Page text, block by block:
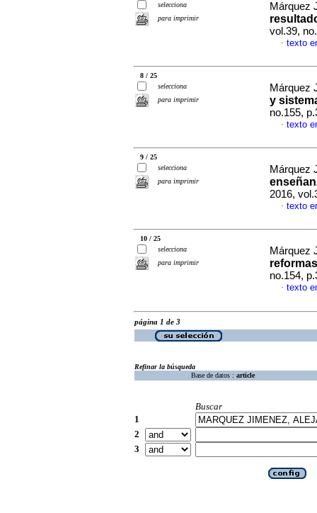
selecciona
para imprimir
Márquez
vol.39,
· texto
8 / 25
selecciona
para imprimir
Márquez
y
no.155,
· texto
9 / 25
selecciona
para imprimir
Márquez
2016,
· texto
10 / 25
selecciona
para imprimir
Márquez
no.154,
· texto
página 1 de 3
Refinar la búsqueda
Base de datos : article
Buscar
1
2
3